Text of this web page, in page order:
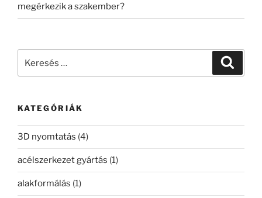
megérkezik a szakember?
KATEGÓRIÁK
3D nyomtatás (4)
acélszerkezet gyártás (1)
alakformálás (1)